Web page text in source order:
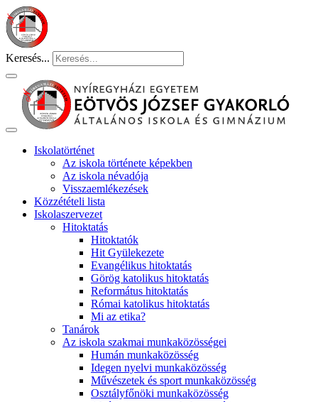
Keresés...
Iskolatörténet
Az iskola története képekben
Az iskola névadója
Visszaemlékezések
Közzétételi lista
Iskolaszervezet
Hitoktatás
Hitoktatók
Hit Gyülekezete
Evangélikus hitoktatás
Görög katolikus hitoktatás
Református hitoktatás
Római katolikus hitoktatás
Mi az etika?
Tanárok
Az iskola szakmai munkaközösségei
Humán munkaközösség
Idegen nyelvi munkaközösség
Művészetek és sport munkaközösség
Osztályfőnöki munkaközösség